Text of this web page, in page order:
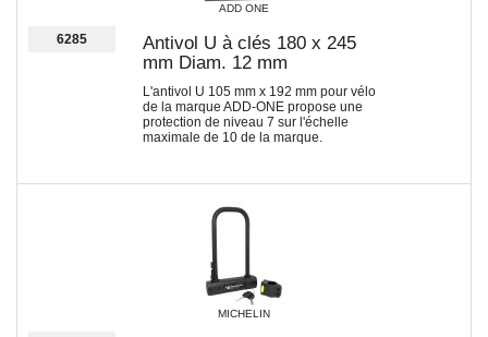
ADD ONE
6285
Antivol U à clés 180 x 245
mm Diam. 12 mm
L'antivol U 105 mm x 192 mm pour vélo
de la marque ADD-ONE propose une
protection de niveau 7 sur l'échelle
maximale de 10 de la marque.
MICHELIN